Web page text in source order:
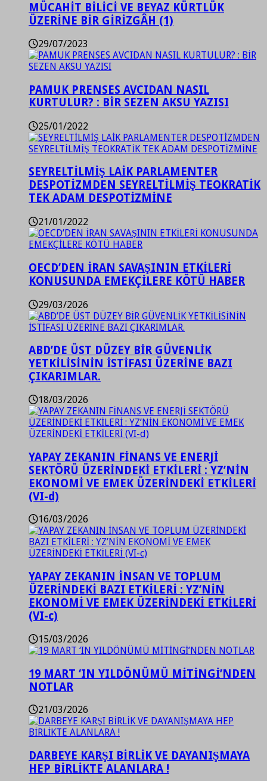
MÜCAHİT BİLİCİ VE BEYAZ KÜRTLÜK
ÜZERİNE BİR GİRİZGÂH (1)
29/07/2023
PAMUK PRENSES AVCIDAN NASIL
KURTULUR? : BİR SEZEN AKSU YAZISI
25/01/2022
SEYRELTİLMİŞ LAİK PARLAMENTER
DESPOTİZMDEN SEYRELTİLMİŞ TEOKRATİK
TEK ADAM DESPOTİZMİNE
21/01/2022
OECD’DEN İRAN SAVAŞININ ETKİLERİ
KONUSUNDA EMEKÇİLERE KÖTÜ HABER
29/03/2026
ABD’DE ÜST DÜZEY BİR GÜVENLİK
YETKİLİSİNİN İSTİFASI ÜZERİNE BAZI
ÇIKARIMLAR.
18/03/2026
YAPAY ZEKANIN FİNANS VE ENERJİ
SEKTÖRÜ ÜZERİNDEKİ ETKİLERİ : YZ’NİN
EKONOMİ VE EMEK ÜZERİNDEKİ ETKİLERİ
(VI-d)
16/03/2026
YAPAY ZEKANIN İNSAN VE TOPLUM
ÜZERİNDEKİ BAZI ETKİLERİ : YZ’NİN
EKONOMİ VE EMEK ÜZERİNDEKİ ETKİLERİ
(VI-c)
15/03/2026
19 MART ‘IN YILDÖNÜMÜ MİTİNGİ’NDEN
NOTLAR
21/03/2026
DARBEYE KARŞI BİRLİK VE DAYANIŞMAYA
HEP BİRLİKTE ALANLARA !